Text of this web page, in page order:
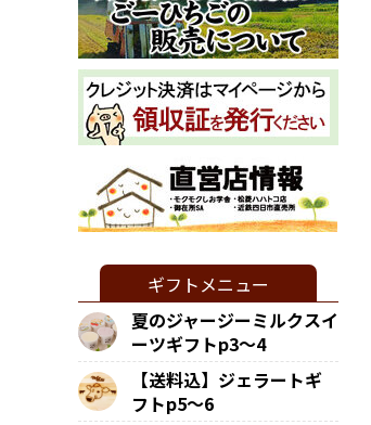
ギフトメニュー
夏のジャージーミルクスイ
ーツギフトp3～4
【送料込】ジェラートギ
フトp5～6